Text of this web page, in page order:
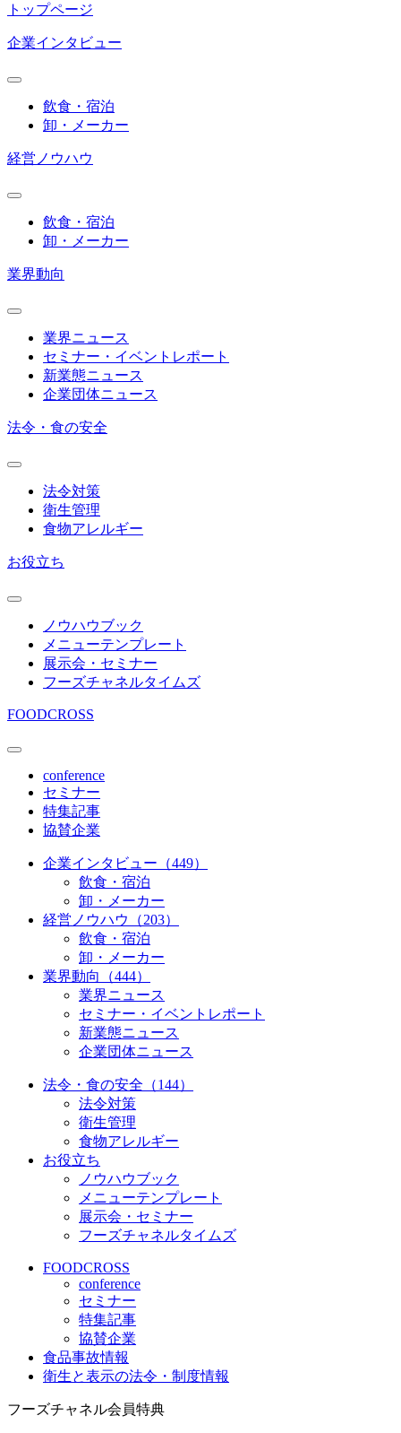
トップページ
企業インタビュー
飲食・宿泊
卸・メーカー
経営ノウハウ
飲食・宿泊
卸・メーカー
業界動向
業界ニュース
セミナー・イベントレポート
新業態ニュース
企業団体ニュース
法令・食の安全
法令対策
衛生管理
食物アレルギー
お役立ち
ノウハウブック
メニューテンプレート
展示会・セミナー
フーズチャネルタイムズ
FOODCROSS
conference
セミナー
特集記事
協賛企業
企業インタビュー（449）
飲食・宿泊
卸・メーカー
経営ノウハウ（203）
飲食・宿泊
卸・メーカー
業界動向（444）
業界ニュース
セミナー・イベントレポート
新業態ニュース
企業団体ニュース
法令・食の安全（144）
法令対策
衛生管理
食物アレルギー
お役立ち
ノウハウブック
メニューテンプレート
展示会・セミナー
フーズチャネルタイムズ
FOODCROSS
conference
セミナー
特集記事
協賛企業
食品事故情報
衛生と表示の法令・制度情報
フーズチャネル会員特典